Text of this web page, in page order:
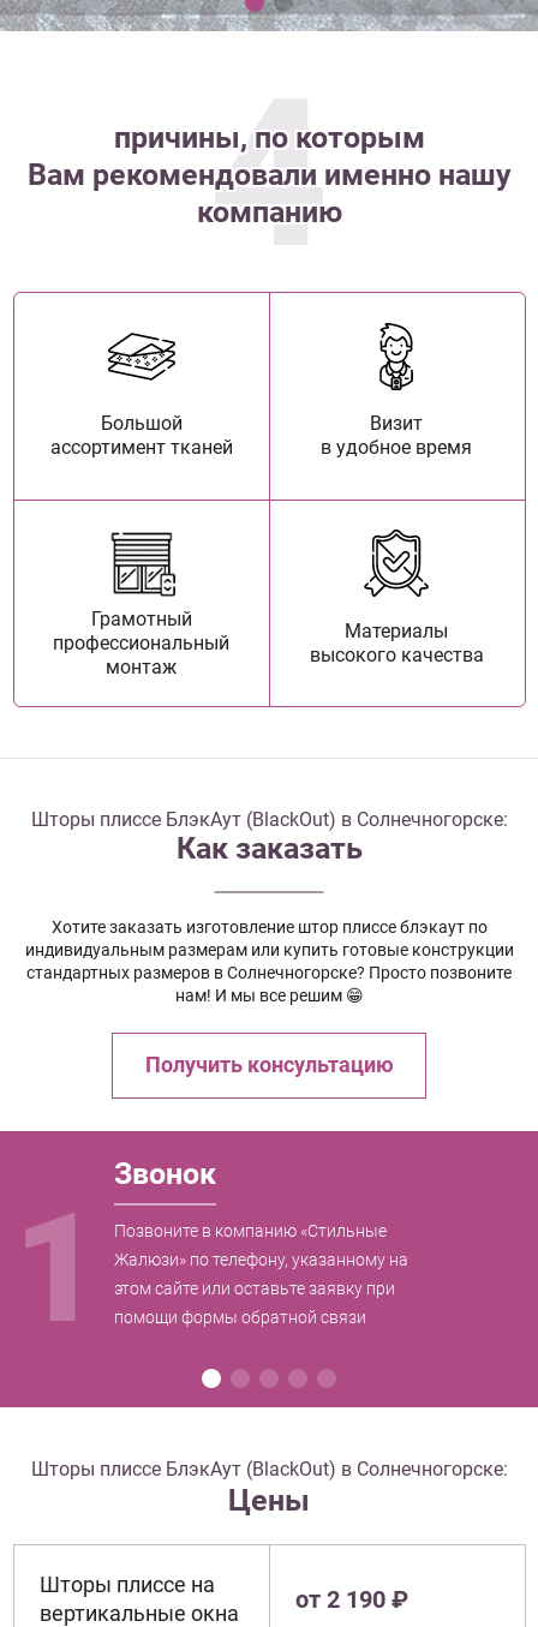
4
причины, по которым
Вам рекомендовали именно нашу
компанию
Большой
ассортимент тканей
Визит
в удобное время
Грамотный
профессиональный
монтаж
Материалы
высокого качества
Шторы плиссе БлэкАут (BlackOut) в Солнечногорске:
Как заказать
Хотите заказать изготовление штор плиссе блэкаут по
индивидуальным размерам или купить готовые конструкции
стандартных размеров в Солнечногорске? Просто позвоните
нам! И мы все решим 😁
Получить консультацию
1
Звонок
Позвоните в компанию «Стильные
Жалюзи» по телефону, указанному на
этом сайте или оставьте заявку при
помощи формы обратной связи
Шторы плиссе БлэкАут (BlackOut) в Солнечногорске:
Цены
Шторы плиссе на
вертикальные окна
от 2 190 ₽